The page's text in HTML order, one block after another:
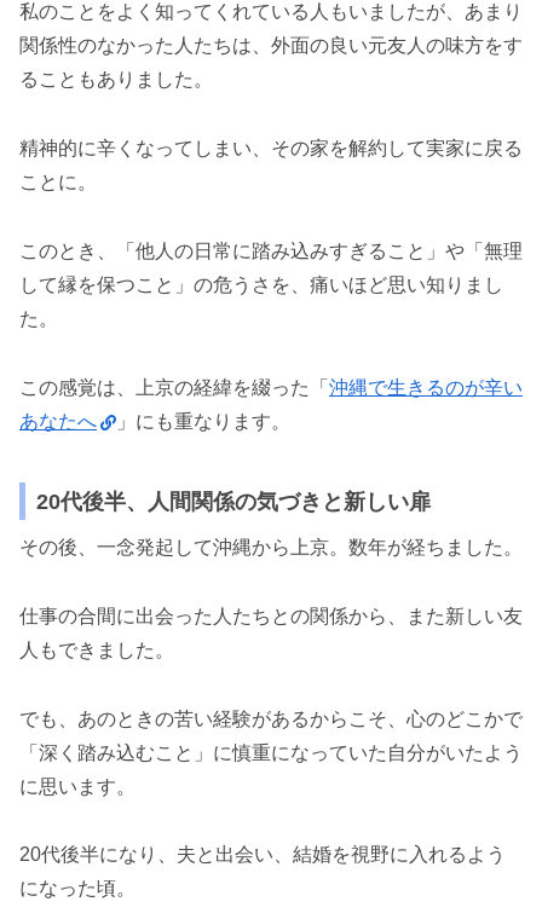
私のことをよく知ってくれている人もいましたが、あまり
関係性のなかった人たちは、外面の良い元友人の味方をす
ることもありました。
精神的に辛くなってしまい、その家を解約して実家に戻る
ことに。
このとき、「他人の日常に踏み込みすぎること」や「無理
して縁を保つこと」の危うさを、痛いほど思い知りまし
た。
この感覚は、上京の経緯を綴った「 沖縄で生きるのが辛い
あなたへ
」にも重なります。
20代後半、人間関係の気づきと新しい扉
その後、一念発起して沖縄から上京。数年が経ちました。
仕事の合間に出会った人たちとの関係から、また新しい友
人もできました。
でも、あのときの苦い経験があるからこそ、心のどこかで
「深く踏み込むこと」に慎重になっていた自分がいたよう
に思います。
20代後半になり、夫と出会い、結婚を視野に入れるよう
になった頃。